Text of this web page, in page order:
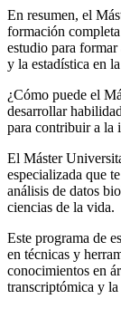
En resumen, el
formación
estudio para
y la estadística en
¿Cómo puede el
desarrollar
para contribuir a la
El Máster
especializada que
análisis de datos
ciencias de la vida.
Este programa de
en técnicas y
conocimientos en
transcriptómica y